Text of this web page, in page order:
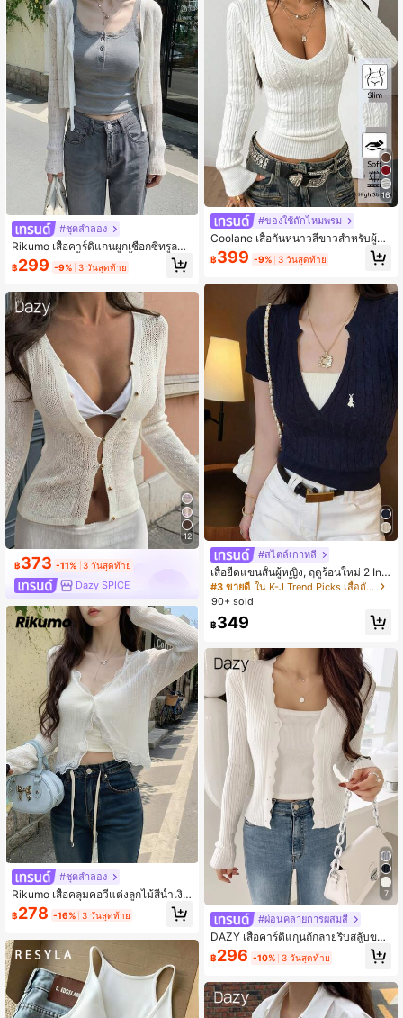
#ชุดลำลอง
Rikumo เสื้อคาร์ดิแกนผูกเชือกซีทรูลาย
ฉลุแขนยาว, เสื้อถักครอปสั้นสำหรับผู้ห
ญิง, ฤดูใบไม้ร่วงต้นฤดูใบไม้ผลิสีขาวลำ
฿299 -9% 3 วันสุดท้าย
12
฿373 -11% 3 วันสุดท้าย
Dazy SPICE
#ชุดลำลอง
Rikumo เสื้อคลุมคอวีแต่งลูกไม้สีน้ำเงิน
สำหรับผู้หญิง, ผ้าคลุมไหล่ฤดูร้อนน่ารัก
สำหรับไปโรงเรียน เสื้อคลุมน้ำหนักเบา
฿278 -16% 3 วันสุดท้าย
16
#ของใช้ถักไหมพรม
Coolane เสื้อกันหนาวสีขาวสำหรับผู้ห
ญิง สไตล์วินเทจ Preppy Y2K สำหรับใ
ส่ในชีวิตประจำวัน ออกงาน งานเรอเนซ
฿399 -9% 3 วันสุดท้าย
#สไตล์เกาหลี
เสื้อยืดแขนสั้นผู้หญิง, ฤดูร้อนใหม่ 2 In 1
ออกแบบเข้ารูป เสื้อถักหวานลำลอง
#3 ขายดี
ใน K-J Trend Picks เสื้อถักผู้หญิง
90+ sold
฿349
7
#ผ่อนคลายการผสมสี
DAZY เสื้อคาร์ดิแกนถักลายริบสลับขอบ
ปลายเปลือกหอย, เสื้อแขนยาว, เสื้อผ้าฤ
ดูใบไม้ร่วง
฿296 -10% 3 วันสุดท้าย